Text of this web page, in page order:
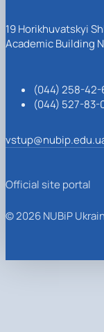
19 Horikhuvatskyi
Academic Building
(044) 258-42-
(044) 527-83-
Official site portal
© 2026 NUBiP